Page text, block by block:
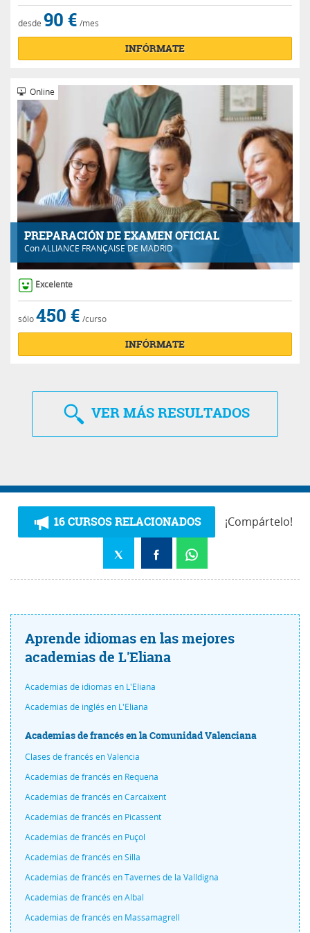
desde 90 € /mes
INFÓRMATE
PREPARACIÓN DE EXAMEN OFICIAL
ConALLIANCE FRANÇAISE DE MADRID
Online
Excelente
sólo450 € /curso
INFÓRMATE
VERMÁS RESULTADOS
16 CURSOS RELACIONADOS ¡Compártelo!
Aprende idiomas en las mejores
academias de L'Eliana
Academias de idiomas en L'Eliana
Academias de inglés en L'Eliana
Academias de francés en la Comunidad Valenciana
Clases de francés en Valencia
Academias de francés en Requena
Academias de francés en Carcaixent
Academias de francés en Picassent
Academias de francés en Puçol
Academias de francés en Silla
Academias de francés en Tavernes de la Valldigna
Academias de francés en Albal
Academias de francés en Massamagrell